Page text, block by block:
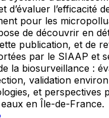
d’évaluer l’efficacité
pour les
de découvrir en
publication, et de
par le SIAAP et
la biosurveillance :
validation
et perspectives
en Île-de-France.